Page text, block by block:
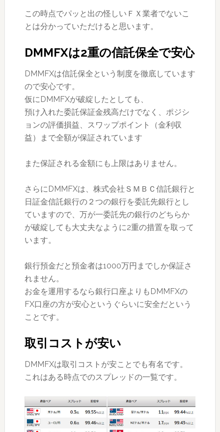
この時点でパッと出の怪しいＦＸ業者でないこ
とは分かっていただけると思います。
DMMFXは2重の信託保全で安心
DMMFXは信託保全という制度を徹底しています
ので安心です。
仮にDMMFXが破綻したとしても、
預け入れた委託保証金残高だけでなく、ポジシ
ョンの評価損益、スワップポイント（金利収
益）まで全額が保証されています
また保証される金額にも上限はありません。
さらにDMMFXは、株式会社ＳＭＢＣ信託銀行と
日証金信託銀行の２つの銀行を委託先銀行とし
ていますので、万が一委託先の銀行のどちらか
が破綻しても大丈夫なように2重の措置を取って
います。
銀行預金だと預金者は1000万円までしか保証さ
れません。
お金を運用するなら銀行口座よりもDMMFXの
FX口座の方が安心というぐらいに安全だという
ことです。
取引コストが安い
DMMFXは取引コストが安ことでも有名です。
これはある時点でのスプレッドの一覧です。